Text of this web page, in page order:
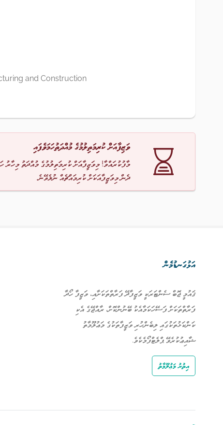
and Construction
ވަޒިފާއަށް ކުރިމަތިލުމުގެ މުއްދަތުހަމަވެފައި
މާފުކުރައްވާ! މިވަޒީފާއަށް ކުރިމަތިލުމުގެ މުއްދަތު މިހާރު
ދެން މިވަޒީފާއަކަށް ކުރިމައްޗެއް ނުލެވޭނެ.
އަޅުގަނޑުމެން
ޤައުމީ ޖޮބް ސެންޓަރަކީ ވަޒީފާދޭ ފަރާތްތަކަށާއި، ވަޒީފާ ހޯދާ
ފަރާތްތަކަށް ފަސޭހަކަމާއެކު ބޭނުންކޮށް، ރާއްޖޭގެ އެކި
ކަންކަޅުތަކުގައި ލިބެންހުރި ވަޒީފާތަކުގެ މަޢުލޫމާތު
ޝާއިޢުކުރެވޭ ޕްލެޓްފޯމެކެވެ.
އިތުރު މަޢުލޫމާތު